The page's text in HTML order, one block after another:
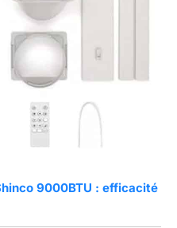
9000BTU : efficacité